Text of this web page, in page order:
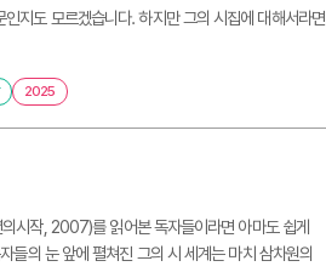
지도 모르겠습니다. 하지만 그의 시집에 대해서라면
2025
의시작, 2007)를 읽어본 독자들이라면 아마도 쉽게
들의 눈 앞에 펼쳐진 그의 시 세계는 마치 삼차원의